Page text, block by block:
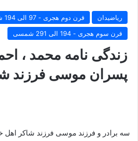
ریاضیدان
قرن دوم هجری - 97 الی 194 شمسی
قرن سوم هجری - 194 الی 291 شمسی
زندگی نامه محمد ،
پسران موسی فرزند
سه برادر و فرزند موسی فرزند شاکر اهل